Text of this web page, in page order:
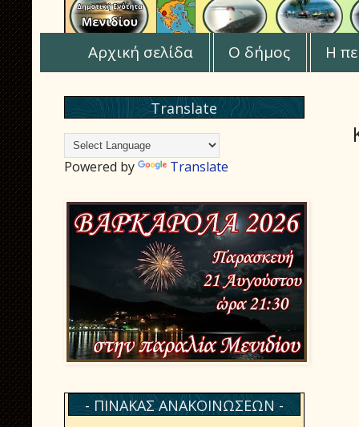
Αρχική σελίδα Ο δήμος Η
Translate
Powered by Translate
- ΠΙΝΑΚΑΣ ΑΝΑΚΟΙΝΩΣΕΩΝ -